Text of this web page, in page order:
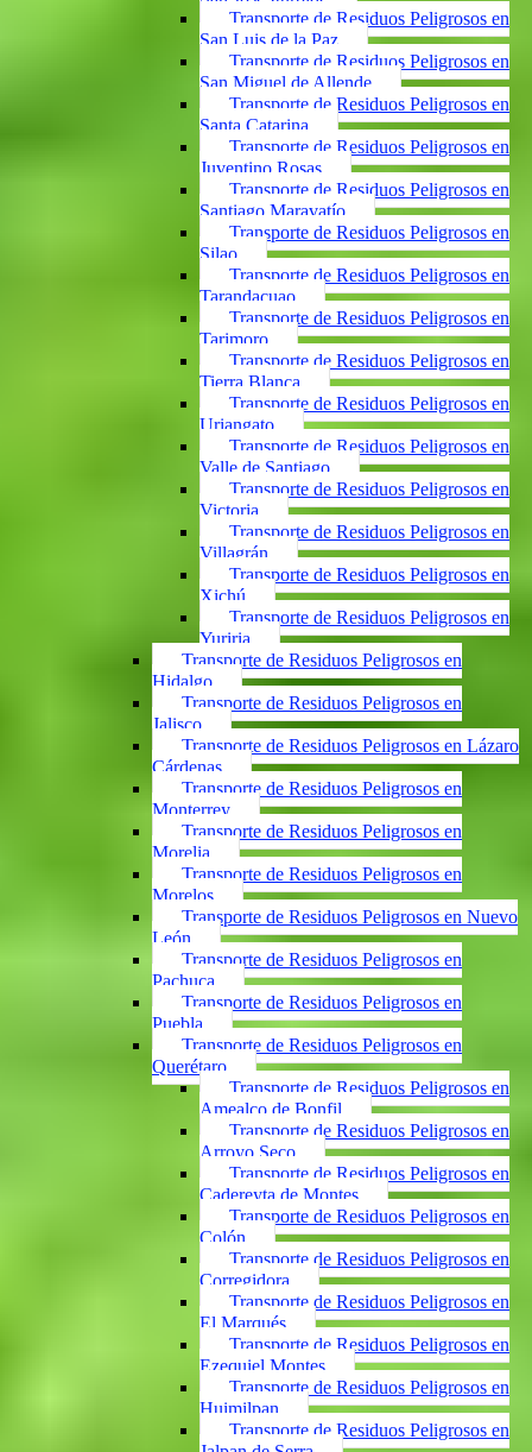
Transporte de Residuos Peligrosos en
San Luis de la Paz
Transporte de Residuos Peligrosos en
San Miguel de Allende
Transporte de Residuos Peligrosos en
Santa Catarina
Transporte de Residuos Peligrosos en
Juventino Rosas
Transporte de Residuos Peligrosos en
Santiago Maravatío
Transporte de Residuos Peligrosos en
Silao
Transporte de Residuos Peligrosos en
Tarandacuao
Transporte de Residuos Peligrosos en
Tarimoro
Transporte de Residuos Peligrosos en
Tierra Blanca
Transporte de Residuos Peligrosos en
Uriangato
Transporte de Residuos Peligrosos en
Valle de Santiago
Transporte de Residuos Peligrosos en
Victoria
Transporte de Residuos Peligrosos en
Villagrán
Transporte de Residuos Peligrosos en
Xichú
Transporte de Residuos Peligrosos en
Yuriria
Transporte de Residuos Peligrosos en
Hidalgo
Transporte de Residuos Peligrosos en
Jalisco
Transporte de Residuos Peligrosos en Lázaro
Cárdenas
Transporte de Residuos Peligrosos en
Monterrey
Transporte de Residuos Peligrosos en
Morelia
Transporte de Residuos Peligrosos en
Morelos
Transporte de Residuos Peligrosos en Nuevo
León
Transporte de Residuos Peligrosos en
Pachuca
Transporte de Residuos Peligrosos en
Puebla
Transporte de Residuos Peligrosos en
Querétaro
Transporte de Residuos Peligrosos en
Amealco de Bonfil
Transporte de Residuos Peligrosos en
Arroyo Seco
Transporte de Residuos Peligrosos en
Cadereyta de Montes
Transporte de Residuos Peligrosos en
Colón
Transporte de Residuos Peligrosos en
Corregidora
Transporte de Residuos Peligrosos en
El Marqués
Transporte de Residuos Peligrosos en
Ezequiel Montes
Transporte de Residuos Peligrosos en
Huimilpan
Transporte de Residuos Peligrosos en